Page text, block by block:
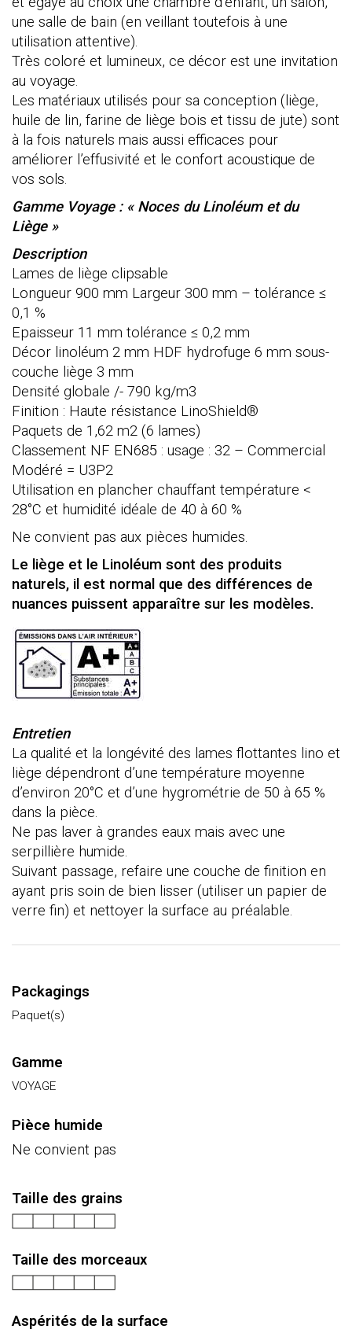
une salle de bain (en veillant toutefois à une
utilisation attentive).
Très coloré et lumineux, ce décor est une invitation
au voyage.
Les matériaux utilisés pour sa conception (liège,
huile de lin, farine de liège bois et tissu de jute) sont
à la fois naturels mais aussi efficaces pour
améliorer l’effusivité et le confort acoustique de
vos sols.
Gamme Voyage : « Noces du Linoléum et du
Liège »
Description
Lames de liège clipsable
Longueur 900 mm Largeur 300 mm – tolérance ≤
0,1 %
Epaisseur 11 mm tolérance ≤ 0,2 mm
Décor linoléum 2 mm HDF hydrofuge 6 mm sous-
couche liège 3 mm
Densité globale /- 790 kg/m3
Finition : Haute résistance LinoShield®
Paquets de 1,62 m2 (6 lames)
Classement NF EN685 : usage : 32 – Commercial
Modéré = U3P2
Utilisation en plancher chauffant température <
28°C et humidité idéale de 40 à 60 %
Ne convient pas aux pièces humides.
Le liège et le Linoléum sont des produits
naturels, il est normal que des différences de
nuances puissent apparaître sur les modèles.
Entretien
La qualité et la longévité des lames flottantes lino et
liège dépendront d’une température moyenne
d’environ 20°C et d’une hygrométrie de 50 à 65 %
dans la pièce.
Ne pas laver à grandes eaux mais avec une
serpillière humide.
Suivant passage, refaire une couche de finition en
ayant pris soin de bien lisser (utiliser un papier de
verre fin) et nettoyer la surface au préalable.
Packagings
Paquet(s)
Gamme
VOYAGE
Pièce humide
Ne convient pas
Taille des grains
Taille des morceaux
Aspérités de la surface